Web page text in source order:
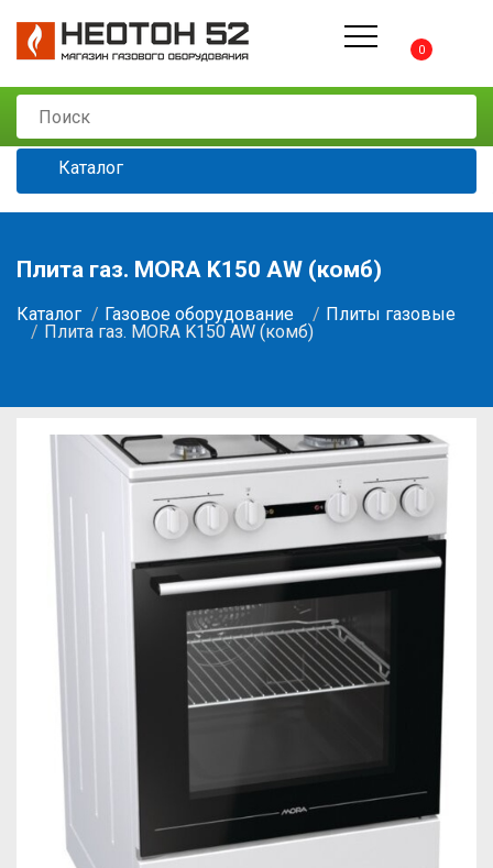
0
Каталог
Плита газ. MORA K150 AW (комб)
Каталог Газовое оборудование
Плиты газовые
Плита газ. MORA K150 AW (комб)